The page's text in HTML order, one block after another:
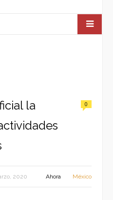
la
0
2020 Ahora México